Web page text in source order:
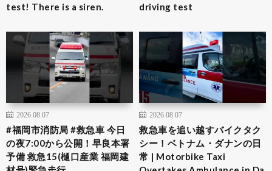
test! There is a siren.
driving test
2026.08.07
#福岡市消防局 #救急車 今日
の夜7:00から公開！早良本署
予備 救急15(樋口産業 福岡建
2026.08.07
救急車を追い越すバイクタク
シー！ベトナム・ダナンの日
常 | Motorbike Taxi